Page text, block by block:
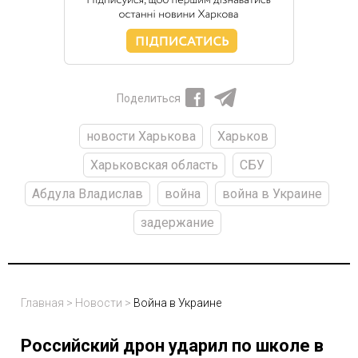
Поделиться
новости Харькова
Харьков
Харьковская область
СБУ
Абдула Владислав
война
война в Украине
задержание
Главная > Новости > Война в Украине
Российский дрон ударил по школе в